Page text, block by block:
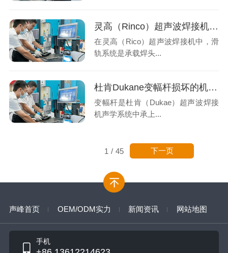
灵高（Rinco）超声波焊接机滑轨损坏？系统性排查与专业解决方案
在灵高（Rico）超声波焊接机中，滑
轨系统是承载焊头...
杜肯Dukane变幅杆损坏的机理分析与专业修复
变幅杆是杜肯（Dukae）超声波焊接
机声学系统中承上...
1 / 45 下一页
声峰首页 OEM/ODM实力 新闻资讯 网站地图
手机